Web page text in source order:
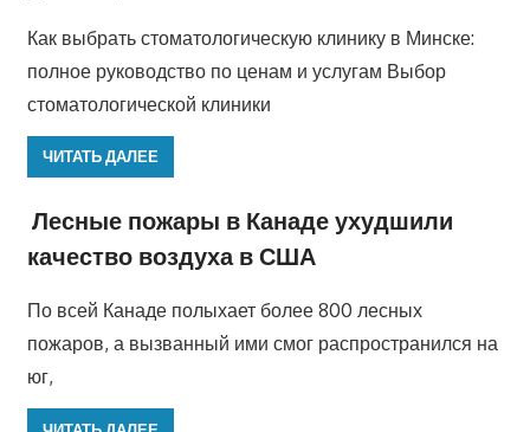
Как выбрать стоматологическую клинику в Минске:
полное руководство по ценам и услугам Выбор
стоматологической клиники
ЧИТАТЬ ДАЛЕЕ
Лесные пожары в Канаде ухудшили
качество воздуха в США
По всей Канаде полыхает более 800 лесных
пожаров, а вызванный ими смог распространился на
юг,